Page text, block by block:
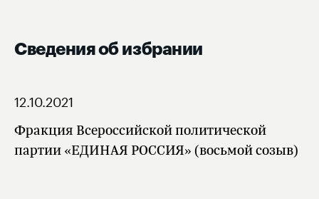
Сведения об избрании
12.10.2021
Фракция Всероссийской политической
партии «ЕДИНАЯ РОССИЯ» (восьмой созыв)